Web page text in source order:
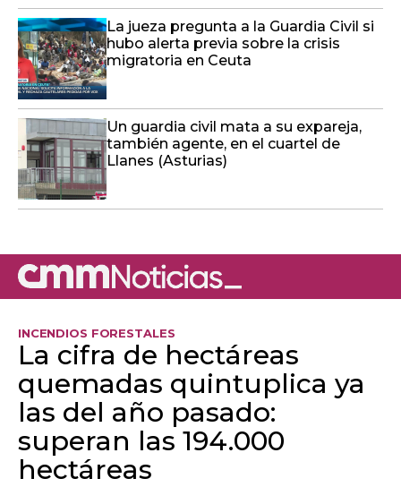
La jueza pregunta a la Guardia Civil si
hubo alerta previa sobre la crisis
migratoria en Ceuta
Un guardia civil mata a su expareja,
también agente, en el cuartel de
Llanes (Asturias)
INCENDIOS FORESTALES
La cifra de hectáreas
quemadas quintuplica ya
las del año pasado:
superan las 194.000
hectáreas